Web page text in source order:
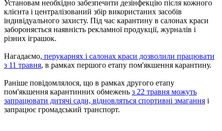
Установам необхідно забезпечити дезінфекцію після кожного
клієнта і централізований збір використаних засобів
індивідуального захисту. Під час карантину в салонах краси
забороняється наявність рекламної продукції, журналів і
різних іграшок.
Нагадаємо, перукарнях і салонах краси дозволили працювати
з 11 травня, в рамках першого етапу пом'якшення карантину.
Раніше повідомлялося, що в рамках другого етапу
пом'якшення карантинних обмежень з 22 травня можуть
запрацювати дитячі сади, відновляться спортивні змагання і
запрацює громадський транспорт.